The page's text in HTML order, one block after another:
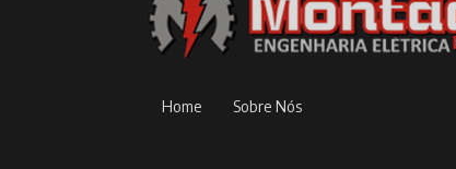
Home Sobre Nós